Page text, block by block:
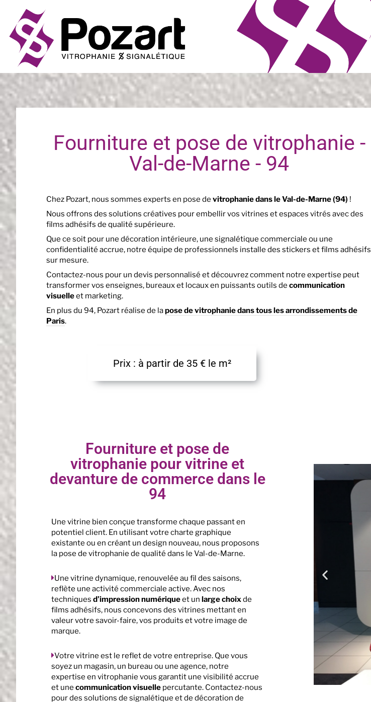
Fourniture et pose de vitrophanie -
Val-de-Marne - 94
Chez Pozart, nous sommes experts en pose de vitrophanie dans le Val-de-Marne (94) !
Nous offrons des solutions créatives pour embellir vos vitrines et espaces vitrés avec des
films adhésifs de qualité supérieure.
Que ce soit pour une décoration intérieure, une signalétique commerciale ou une
confidentialité accrue, notre équipe de professionnels installe des stickers et films adhésifs
sur mesure.
Contactez-nous pour un devis personnalisé et découvrez comment notre expertise peut
transformer vos enseignes, bureaux et locaux en puissants outils de communication
visuelleet marketing.
En plus du 94, Pozart réalise de lapose de vitrophanie dans tous les arrondissements de
Paris.
Prix : à partir de 35 € le m²
Fourniture et pose de
vitrophanie pour vitrine et
devanture de commerce dans le
94
Une vitrine bien conçue transforme chaque passant en
potentiel client. En utilisant votre charte graphique
existante ou en créant un design nouveau, nous proposons
la pose de vitrophanie de qualité dans le Val-de-Marne.
Une vitrine dynamique, renouvelée au fil des saisons,
reflète une activité commerciale active. Avec nos
techniques d’impression numériqueet un large choix de
films adhésifs, nous concevons des vitrines mettant en
valeur votre savoir-faire, vos produits et votre image de
marque.
Votre vitrine est le reflet de votre entreprise. Que vous
soyez un magasin, un bureau ou une agence, notre
expertise en vitrophanie vous garantit une visibilité accrue
et une communication visuelle percutante. Contactez-nous
pour des solutions de signalétique et de décoration de